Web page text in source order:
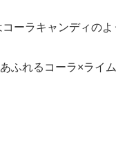
ーラキャンディのよ
ふれるコーラ×ライ